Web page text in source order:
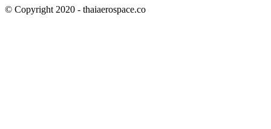
© Copyright 2020 - thaiaerospace.co